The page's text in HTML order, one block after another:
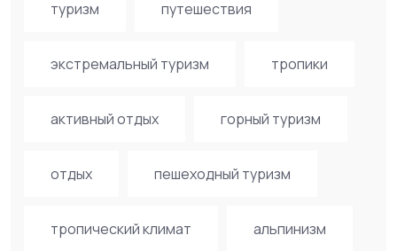
туризм путешествия
экстремальный туризм тропики
активный отдых горный туризм
отдых пешеходный туризм
тропический климат альпинизм